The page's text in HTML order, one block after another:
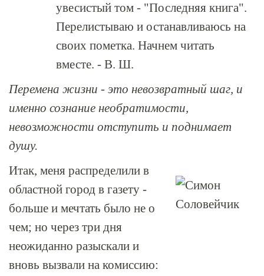
увесистый том - "Последняя книга".
Перелистываю и останавливаюсь на
своих пометка. Начнем читать
вместе. - В. Ш.
Перемена жизни - это невозвратный шаг, и
именно сознание необратимости,
невозможности отступить и поднимает
душу.
Итак, меня распределили в
областной город в газету -
больше и мечтать было не о
чем; но через три дня
неожиданно разыскали и
вновь вызвали на комиссию: